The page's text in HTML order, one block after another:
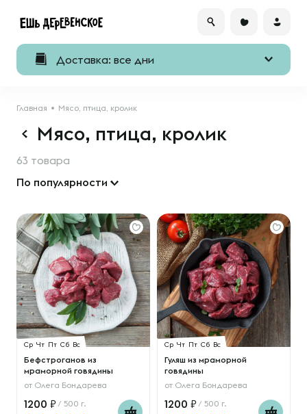
Доставка: все дни
Главная Мясо, птица, кролик
Мясо, птица, кролик
63 товара
По популярности
Ср Чт Пт Сб Вс
Бефстроганов из
мраморной говядины
от Олега Бондарева
1200 / 500 г.
Ср Чт Пт Сб Вс
Гуляш из мраморной
говядины
от Олега Бондарева
1200 / 500 г.